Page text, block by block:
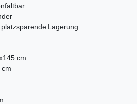
Lagerung
cm
cm